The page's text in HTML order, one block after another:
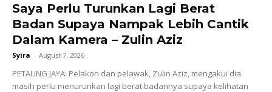
Saya Perlu Turunkan Lagi Berat
Badan Supaya Nampak Lebih Cantik
Dalam Kamera – Zulin Aziz
Syira - August 7, 2026
PETALING JAYA: Pelakon dan pelawak, Zulin Aziz, mengakui dia
masih perlu menurunkan lagi berat badannya supaya kelihatan